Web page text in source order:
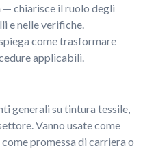
— chiarisce il ruolo degli
e nelle verifiche.
come trasformare
applicabili.
generali su tintura tessile,
Vanno usate come
promessa di carriera o